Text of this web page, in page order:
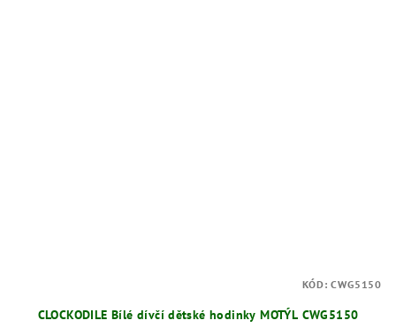
CLOCKODILE Bílé dívčí dětské hodinky MOTÝL CWG5150
KÓD:CWG5150